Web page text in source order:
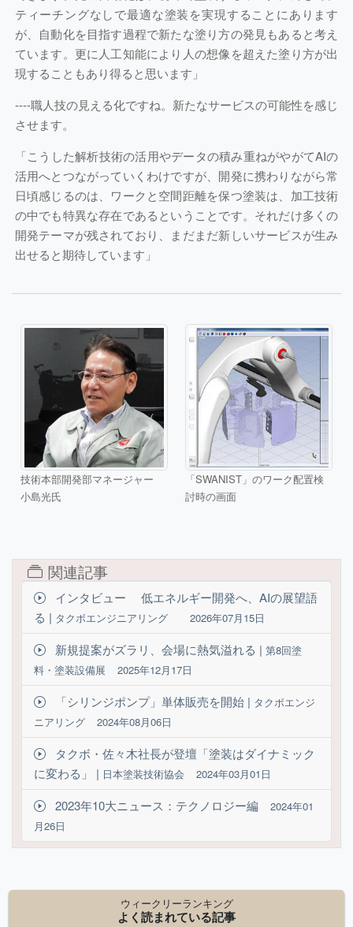
ティーチングなしで最適な塗装を実現することにあります
が、自動化を目指す過程で新たな塗り方の発見もあると考え
ています。更に人工知能により人の想像を超えた塗り方が出
現することもあり得ると思います」
----職人技の見える化ですね。新たなサービスの可能性を感じ
させます。
「こうした解析技術の活用やデータの積み重ねがやがてAIの
活用へとつながっていくわけですが、開発に携わりながら常
日頃感じるのは、ワークと空間距離を保つ塗装は、加工技術
の中でも特異な存在であるということです。それだけ多くの
開発テーマが残されており、まだまだ新しいサービスが生み
出せると期待しています」
技術本部開発部マネージャー
小島光氏
「SWANIST」のワーク配置検
討時の画面
関連記事
インタビュー 低エネルギー開発へ、AIの展望語
る | タクボエンジニアリング 2026年07月15日
新規提案がズラリ、会場に熱気溢れる | 第8回塗
料・塗装設備展
2025年12月17日
「シリンジポンプ」単体販売を開始 | タクボエンジ
ニアリング
2024年08月06日
タクボ・佐々木社長が登壇「塗装はダイナミック
に変わる」 | 日本塗装技術協会 2024年03月01日
2023年10大ニュース：テクノロジー編
2024年01
月26日
ウィークリーランキング
よく読まれている記事